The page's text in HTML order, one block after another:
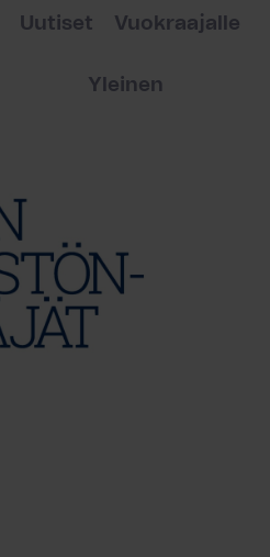
Uutiset Vuokraajalle
Yleinen